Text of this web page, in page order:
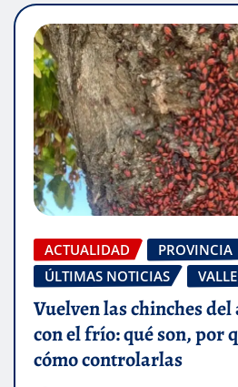
ACTUALIDAD
PROVINCIA
ÚLTIMAS NOTICIAS
Vuelven las chinches
con el frío: qué son, por
cómo controlarlas